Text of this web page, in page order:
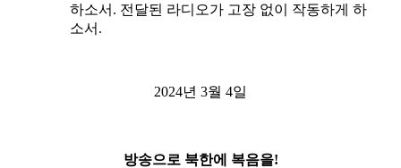
하소서. 전달된 라디오가 고장 없이 작동하게 하
소서.
2024년 3월 4일
방송으로 북한에 복음을!